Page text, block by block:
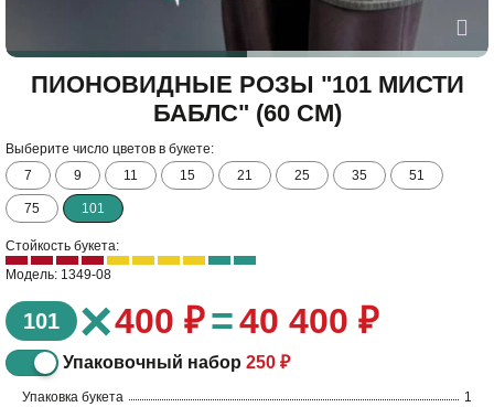
ПИОНОВИДНЫЕ РОЗЫ "101 МИСТИ
БАБЛС" (60 СМ)
Выберите число цветов в букете:
7
9 11 15 21 25 35 51
75 101
Стойкость букета:
Модель: 1349-08
101 ×400 ₽=40 400 ₽
Упаковочный набор 250 ₽
Упаковка букета
1